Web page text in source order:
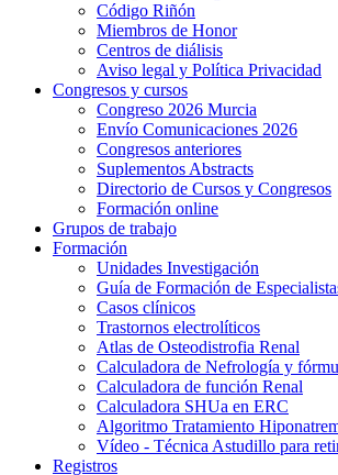
Código Riñón
Miembros de Honor
Centros de diálisis
Aviso legal y Política Privacidad
Congresos y cursos
Congreso 2026 Murcia
Envío Comunicaciones 2026
Congresos anteriores
Suplementos Abstracts
Directorio de Cursos y Congresos
Formación online
Grupos de trabajo
Formación
Unidades Investigación
Guía de Formación de
Casos clínicos
Trastornos electrolíticos
Atlas de Osteodistrofia Renal
Calculadora de Nefrología y
Calculadora de función Renal
Calculadora SHUa en ERC
Algoritmo Tratamiento
Vídeo - Técnica Astudillo para
Registros